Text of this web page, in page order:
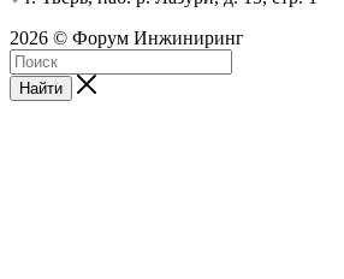
2026 © Форум Инжиниринг
Найти